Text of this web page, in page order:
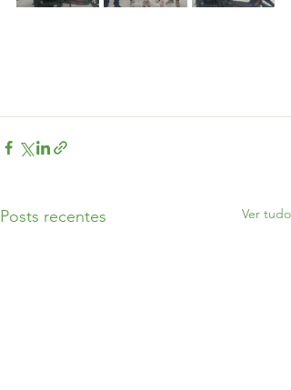
Posts recentes Ver tudo